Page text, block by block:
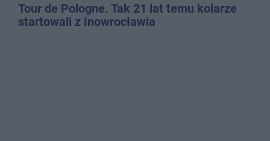
Tour de Pologne. Tak 21 lat temu kolarze
startowali z Inowrocławia